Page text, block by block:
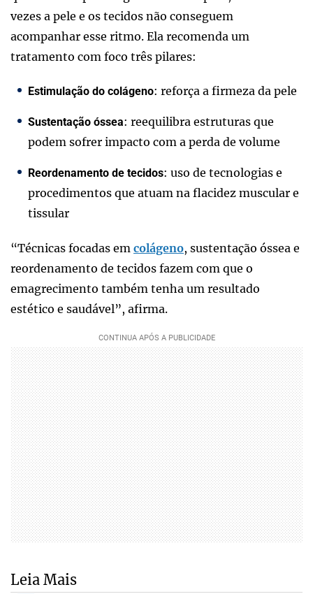
vezes a pele e os tecidos não conseguem
acompanhar esse ritmo. Ela recomenda um
tratamento com foco três pilares:
Estimulação do colágeno: reforça a firmeza da pele
Sustentação óssea: reequilibra estruturas que
podem sofrer impacto com a perda de volume
Reordenamento de tecidos: uso de tecnologias e
procedimentos que atuam na flacidez muscular e
tissular
“Técnicas focadas em colágeno, sustentação óssea e
reordenamento de tecidos fazem com que o
emagrecimento também tenha um resultado
estético e saudável”, afirma.
Leia Mais